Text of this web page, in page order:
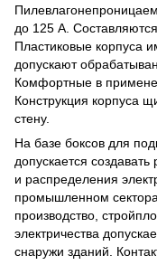
до 125 А.
Пластиковые корпуса
допускают
Комфортные в
Конструкция корпуса
стену.
На базе боксов для
допускается
и распределения
промышленном
производство,
электричества
снаружи зданий.